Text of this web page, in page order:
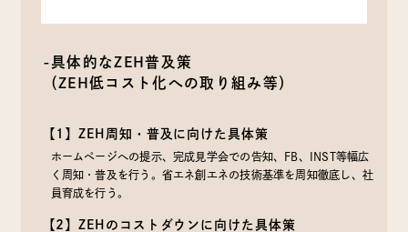
-具体的なZEH普及策
（ZEH低コスト化への取り組み等）
【1】ZEH周知・普及に向けた具体策
ホームページへの提示、完成見学会での告知、FB、INST等幅広
く周知・普及を行う。省エネ創エネの技術基準を周知徹底し、社
員育成を行う。
【2】ZEHのコストダウンに向けた具体策